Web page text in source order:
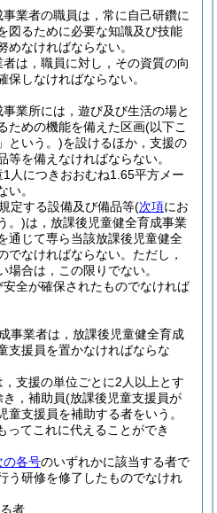
業者の職員は，常に自己研鑽に
図るために必要な知識及び技能
めなければならない。
は，職員に対し，その資質の向
保しなければならない。
業所には，遊び及び生活の場と
ための機能を備えた区画(以下こ
という。)を設けるほか，支援の
を備えなければならない。
人につきおおむね1.65平方メー
い。
定する設備及び備品等(次項にお
。)は，放課後児童健全育成事業
通じて専ら当該放課後児童健全
でなければならない。 ただし，
合は，この限りでない。
全が確保されたものでなければ
事業者は，放課後児童健全育成
支援員を置かなければならな
支援の単位ごとに2人以上とす
，補助員(放課後児童支援員が
童支援員を補助する者をいう。
ってこれに代えることができ
の各号のいずれかに該当する者で
う研修を修了したものでなけれ
者